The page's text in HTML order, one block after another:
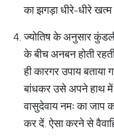
का झगड़ा धीरे-धीरे खत्म
ज्योतिष के अनुसार
के बीच अनबन होती
ही कारगर उपाय बताया
बांधकर उसे अपने हाथ
वासुदेवाय नमः का जाप
कर दें. ऐसा करने से